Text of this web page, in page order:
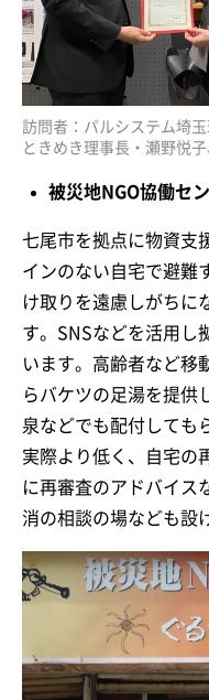
訪問者：パルシステム埼
ときめき理事長・瀬野悦
被災地NGO協働セ
七尾市を拠点に物資支
インのない自宅で避難
け取りを遠慮しがちに
す。SNSなどを活用し
います。高齢者など移
らバケツの足湯を提供
泉などでも配付しても
実際より低く、自宅の
に再審査のアドバイス
消の相談の場なども設